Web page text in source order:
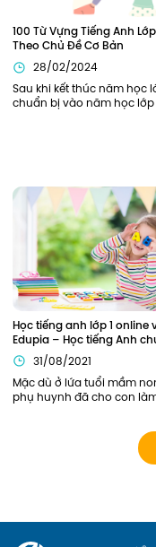
100 Từ Vựng Tiếng Anh
Theo Chủ Đề Cơ Bản
28/02/2024
Sau khi kết thúc năm học
chuẩn bị vào năm học lớp
vựng tiếng Anh lớp 4
vai trò quan trọng xuyên
toàn bộ chương trình học
Anh lớp 4 của các bạn
Học tiếng anh lớp 1 online
Edupia – Học tiếng Anh
giờ thú vị đến thế!
31/08/2021
Mặc dù ở lứa tuổi mầm
phụ huynh đã cho con
tuy nhiên chỉ dừng lại ở
quen mà chưa có lộ trình
rõ ràng. Giờ đây, phụ
cho con hứng thú với việc
ngoại ngữ. Hãy xem Edupia